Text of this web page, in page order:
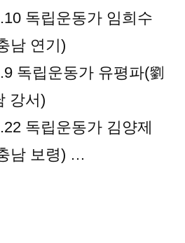
독립운동가 임희수
남 연기)
독립운동가 유평파(劉
강서)
독립운동가 김양제
남 보령) …